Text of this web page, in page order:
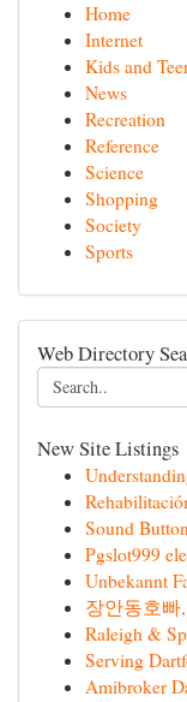
Home
Internet
Kids and
News
Recreation
Reference
Science
Shopping
Society
Sports
Web Directory
New Site Listings
Sound
Pgslot999
Unbekannt
장안동호빠
Raleigh &
Serving
Amibroker